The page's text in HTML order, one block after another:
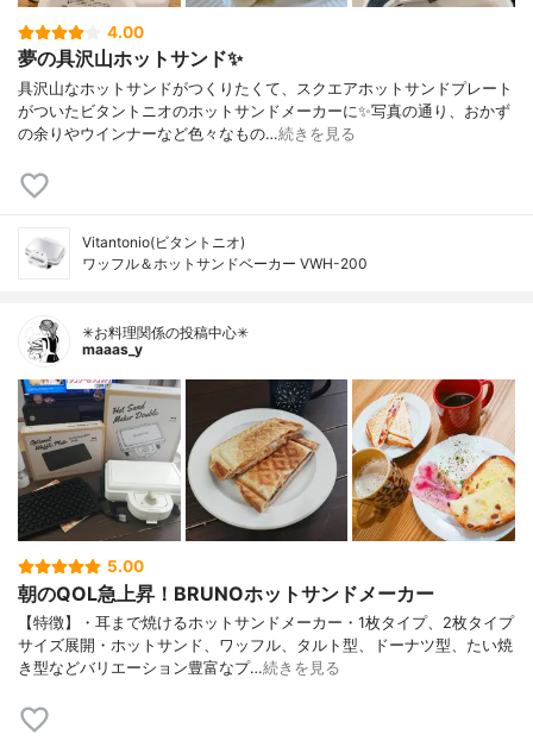
4.00
夢の具沢山ホットサンド✨
具沢山なホットサンドがつくりたくて、スクエアホットサンドプレート
がついたビタントニオのホットサンドメーカーに✨写真の通り、おかず
の余りやウインナーなど色々なもの…続きを見る
Vitantonio(ビタントニオ)
ワッフル＆ホットサンドベーカー VWH-200
✳お料理関係の投稿中心✳
maaas_y
5.00
朝のQOL急上昇！BRUNOホットサンドメーカー
【特徴】・耳まで焼けるホットサンドメーカー・1枚タイプ、2枚タイプ
サイズ展開・ホットサンド、ワッフル、タルト型、ドーナツ型、たい焼
き型などバリエーション豊富なプ…続きを見る